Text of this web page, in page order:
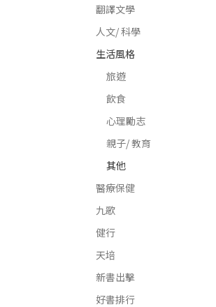
翻譯文學
人文/ 科學
生活風格
旅遊
飲食
心理勵志
親子/ 教育
其他
醫療保健
九歌
健行
天培
新書出擊
好書排行